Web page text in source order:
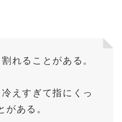
れることがある。
えすぎて指にくっ
がある。